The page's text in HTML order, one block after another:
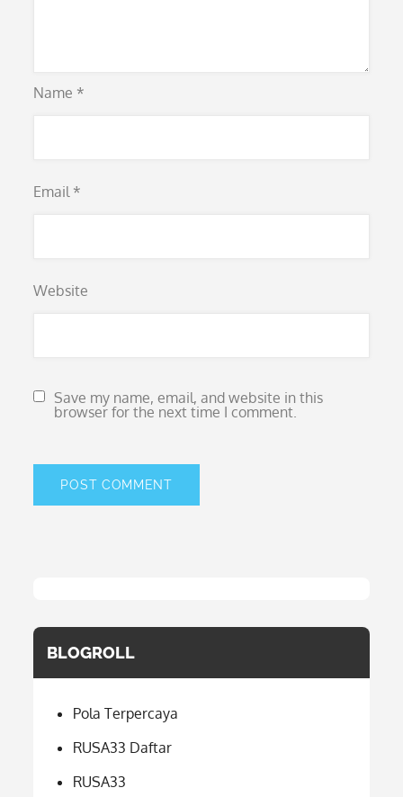
Name *
Email *
Website
Save my name, email, and website in this
browser for the next time I comment.
BLOGROLL
Pola Terpercaya
RUSA33 Daftar
RUSA33